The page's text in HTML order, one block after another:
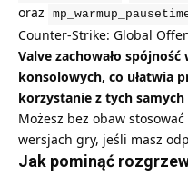
oraz
Counter-Strike: Global
Valve zachowało
konsolowych, co ułatwia
korzystanie z tych
Możesz bez obaw
wersjach gry, jeśli masz
Jak pominąć